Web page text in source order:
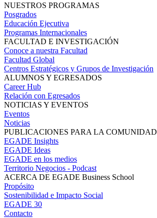
NUESTROS PROGRAMAS
Posgrados
Educación Ejecutiva
Programas Internacionales
FACULTAD E INVESTIGACIÓN
Conoce a nuestra Facultad
Facultad Global
Centros Estratégicos y Grupos de Investigación
ALUMNOS Y EGRESADOS
Career Hub
Relación con Egresados
NOTICIAS Y EVENTOS
Eventos
Noticias
PUBLICACIONES PARA LA COMUNIDAD
EGADE Insights
EGADE Ideas
EGADE en los medios
Territorio Negocios - Podcast
ACERCA DE EGADE Business School
Propósito
Sostenibilidad e Impacto Social
EGADE 30
Contacto